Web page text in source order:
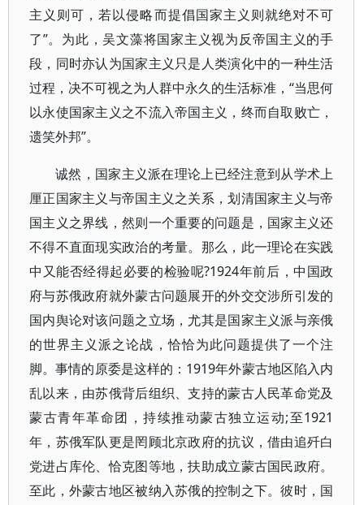
主义则可，若以侵略而提倡国家主义则就绝对不可
了”。为此，吴文藻将国家主义视为反帝国主义的手
段，同时亦认为国家主义只是人类演化中的一种生活
过程，决不可视之为人群中永久的生活标准，“当思何
以永使国家主义之不流入帝国主义，终而自取败亡，
遗笑外邦”。
诚然，国家主义派在理论上已经注意到从学术上
厘正国家主义与帝国主义之关系，划清国家主义与帝
国主义之界线，然则一个重要的问题是，国家主义还
不得不直面现实政治的考量。那么，此一理论在实践
中又能否经得起必要的检验呢?1924年前后，中国政
府与苏俄政府就外蒙古问题展开的外交交涉所引发的
国内舆论对该问题之立场，尤其是国家主义派与亲俄
的世界主义派之论战，恰恰为此问题提供了一个注
脚。事情的原委是这样的：1919年外蒙古地区陷入内
乱以来，由苏俄背后组织、支持的蒙古人民革命党及
蒙古青年革命团，持续推动蒙古独立运动;至1921
年，苏俄军队更是罔顾北京政府的抗议，借由追歼白
党进占库伦、恰克图等地，扶助成立蒙古国民政府。
至此，外蒙古地区被纳入苏俄的控制之下。彼时，国